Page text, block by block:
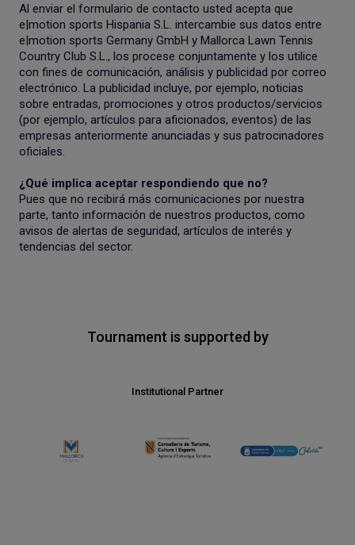
Al enviar el formulario de contacto usted acepta que
e|motion sports Hispania S.L. intercambie sus datos entre
e|motion sports Germany GmbH y Mallorca Lawn Tennis
Country Club S.L., los procese conjuntamente y los utilice
con fines de comunicación, análisis y publicidad por correo
electrónico. La publicidad incluye, por ejemplo, noticias
sobre entradas, promociones y otros productos/servicios
(por ejemplo, artículos para aficionados, eventos) de las
empresas anteriormente anunciadas y sus patrocinadores
oficiales.
¿Qué implica aceptar respondiendo que no?
Pues que no recibirá más comunicaciones por nuestra
parte, tanto información de nuestros productos, como
avisos de alertas de seguridad, artículos de interés y
tendencias del sector.
Tournament is supported by
Institutional Partner